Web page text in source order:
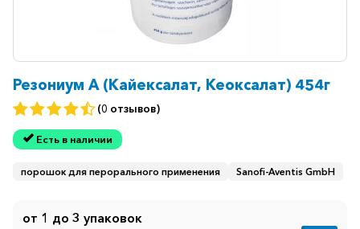
Резониум А (Кайексалат, Кеоксалат) 454г
(0 отзывов)
Есть в наличии
порошок для перорального применения Sanofi-Aventis GmbH
от 1 до 3 упаковок